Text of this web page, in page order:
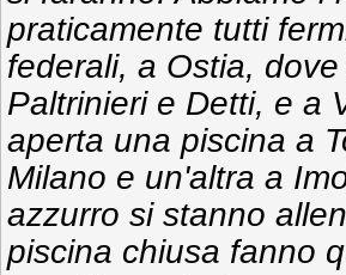
praticamente tutti
federali, a Ostia,
Paltrinieri e Detti, e a
aperta una piscina a
Milano e un'altra a
azzurro si stanno
piscina chiusa fanno